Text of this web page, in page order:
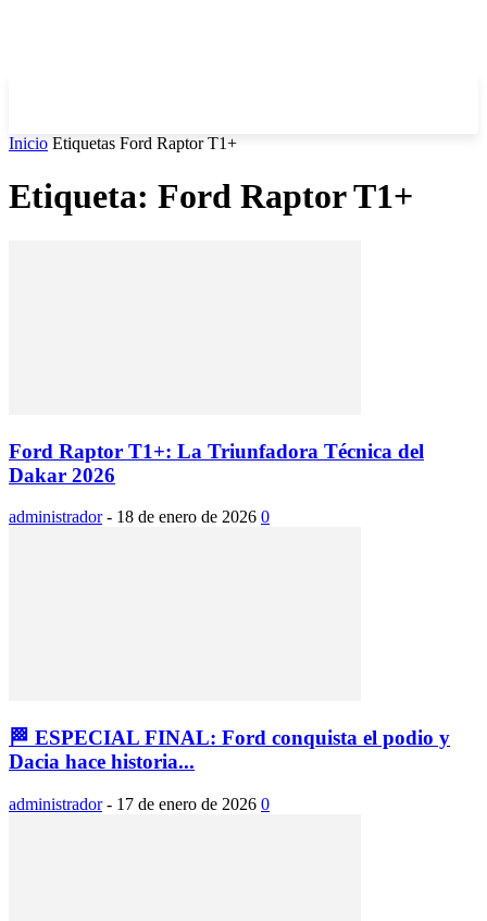
Inicio Etiquetas Ford Raptor T1+
Etiqueta: Ford Raptor T1+
Ford Raptor T1+: La Triunfadora Técnica del
Dakar 2026
administrador - 18 de enero de 2026 0
🏁 ESPECIAL FINAL: Ford conquista el podio y
Dacia hace historia...
administrador - 17 de enero de 2026 0